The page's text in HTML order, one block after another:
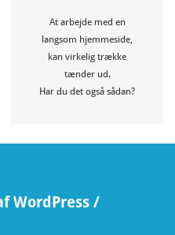
At arbejde med en
langsom hjemmeside,
kan virkelig trække
tænder ud.
Har du det også sådan?
Hastighedsoptimering
Få hastighedsoptimeret din
hjemmeside eller webshop
– dine kunder vil elske det, og
WordPress /